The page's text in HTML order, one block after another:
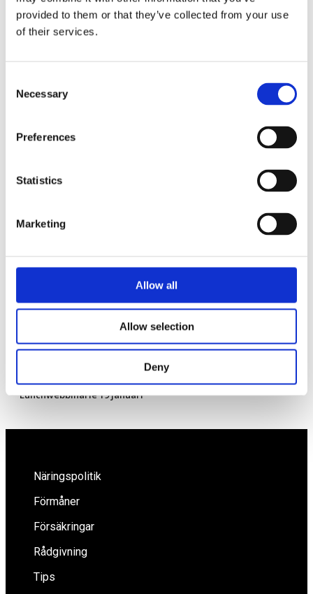
provided to them or that they’ve collected from your use
of their services.
Selection
Necessary
Preferences
Statistics
Marketing
Allow all
Allow selection
Deny
Lämna ett svar
Kommentar
E-postadress
Spara mitt namn, min e-postadress och webbplats i denna
Hur har statens krisstöd fungerat för småföretagare?
Lunchwebbinarie 19 januari
Näringspolitik
Förmåner
Försäkringar
Rådgivning
Tips